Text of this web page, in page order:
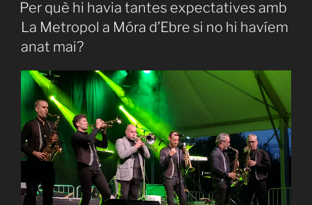
Per què hi havia tantes expectatives amb
La Metropol a Móra d’Ebre si no hi havíem
anat mai?